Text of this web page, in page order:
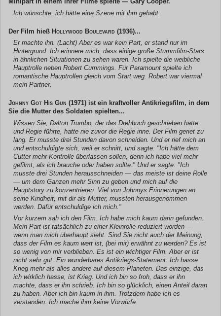
Ich wünschte, ich hätte eine Szene mit ihm gehabt.
Der Film hieß Hollywood Boulevard (1936)...
Er machte ihn. (Lacht) Aber es war kein Part, er stand nur im
Hintergrund. Ich erinnere mich, dass einige große Stummfilm-Stars
in ähnlichen Situationen zu sehen waren. Ich spielte die weibliche
Hauptrolle neben Robert Cummings. Für Paramount spielte ich
romantische Hauptrollen gleich vom Start weg. Robert war viermal
mein Partner.
Johnny Got His Gun (1971) ist ein kraftvoller Antikriegsfilm, in dem
Sie die Mutter des Soldaten spielten...
Wissen Sie, Dalton Trumbo, der das Drehbuch geschrieben hatte
und Regie führte, hatte nie zuvor die Regie inne. Der Film geriet zu
lang. Er musste drei Stunden davon schneiden. Und er rief mich an
und entschuldigte sich, weil er schnitt, und sagte: "Ich hätte dem
Cutter mehr Kontrolle überlassen sollen, denn ich habe viel mehr
gefilmt, als ich brauche oder haben sollte." Und er sagte: "Ich
musste drei Stunden herausschneiden — das meiste ist deine Rolle
— um dem Ganzen mehr Sinn zu geben und mich auf die
Hauptstory zu konzentrieren. Viel von Johnnys Erinnerungen an
seine Kindheit, mit dir als Mutter, mussten herausgenommen
werden. Dafür entschuldige ich mich."
Vor kurzem sah ich den Film. Ich habe mich kaum darin gefunden.
Mein Part ist tatsächlich zu einer Kleinrolle reduziert worden —
wenn man mich überhaupt sieht. Sind Sie nicht auch der Meinung,
dass der Film es kaum wert ist, (bei mir) erwähnt zu werden? Es ist
so wenig von mir verblieben. Es ist ein wichtiger Film. Aber er ist
nicht sehr gut. Ein wunderbares Antikriegs-Statement. Ich hasse
Krieg mehr als alles andere auf diesem Planeten. Das einzige, das
ich wirklich hasse, ist Krieg. Und ich bin so froh, dass er ihn
machte, dass er ihn schrieb. Ich bin so glücklich, einen Anteil daran
zu haben. Aber ich bin kaum in ihm. Trotzdem habe ich es
verstanden. Ich mache ihm keine Vorwürfe.